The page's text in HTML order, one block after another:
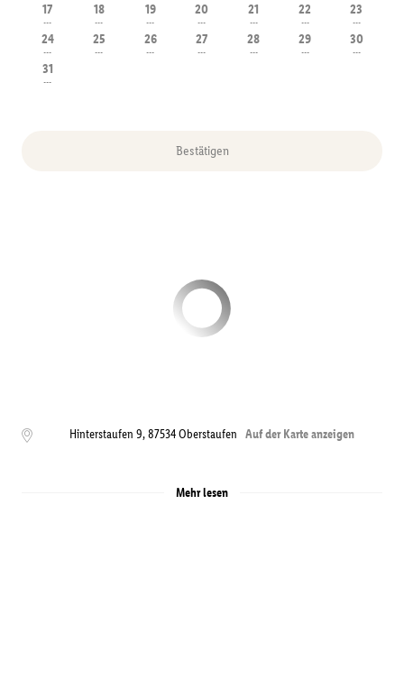
17
---
18
---
19
---
20
---
21
---
22
---
23
---
24
---
25
---
26
---
27
---
28
---
29
---
30
---
31
---
Bestätigen
Hinterstaufen 9,87534 Oberstaufen Auf der Karte anzeigen
Mehr lesen